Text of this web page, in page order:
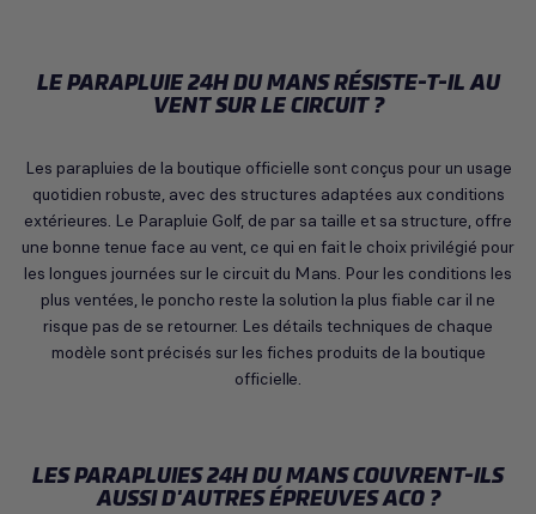
LE PARAPLUIE 24H DU MANS RÉSISTE-T-IL AU
VENT SUR LE CIRCUIT ?
Les parapluies de la boutique officielle sont conçus pour un usage
quotidien robuste, avec des structures adaptées aux conditions
extérieures. Le Parapluie Golf, de par sa taille et sa structure, offre
une bonne tenue face au vent, ce qui en fait le choix privilégié pour
les longues journées sur le circuit du Mans. Pour les conditions les
plus ventées, le poncho reste la solution la plus fiable car il ne
risque pas de se retourner. Les détails techniques de chaque
modèle sont précisés sur les fiches produits de la boutique
officielle.
LES PARAPLUIES 24H DU MANS COUVRENT-ILS
AUSSI D'AUTRES ÉPREUVES ACO ?